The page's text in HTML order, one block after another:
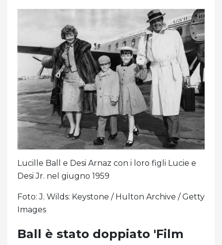
Lucille Ball e Desi Arnaz con i loro figli Lucie e
Desi Jr. nel giugno 1959
Foto: J. Wilds: Keystone / Hulton Archive / Getty
Images
Ball è stato doppiato 'Film